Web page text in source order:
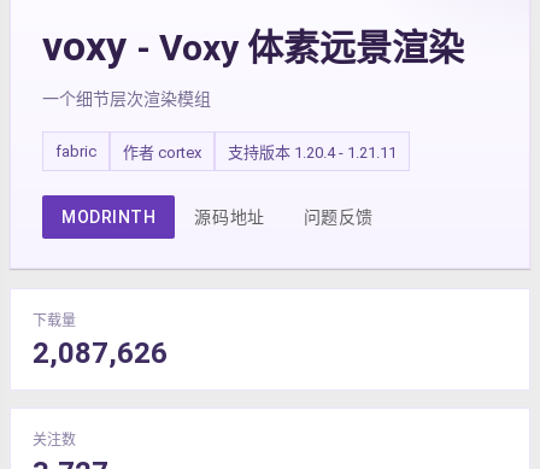
voxy - Voxy 体素远景渲染
一个细节层次渲染模组
fabric 作者 cortex 支持版本 1.20.4 - 1.21.11
MODRINTH 源码地址 问题反馈
下载量
2,087,626
关注数